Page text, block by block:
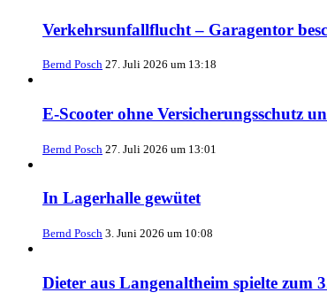
Verkehrsunfallflucht – Garagentor
Bernd Posch 27. Juli 2026 um 13:18
E-Scooter ohne Versicherungsschutz
Bernd Posch 27. Juli 2026 um 13:01
In Lagerhalle gewütet
Bernd Posch 3. Juni 2026 um 10:08
Dieter aus Langenaltheim spielte